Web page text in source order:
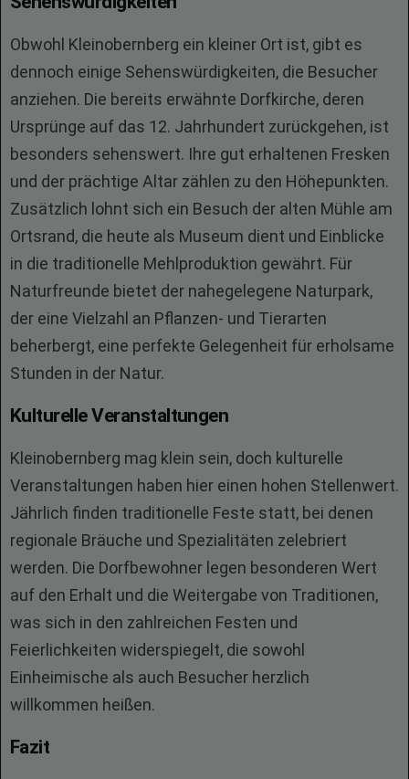
Obwohl Kleinobernberg ein kleiner Ort ist, gibt es
dennoch einige Sehenswürdigkeiten, die Besucher
anziehen. Die bereits erwähnte Dorfkirche, deren
Ursprünge auf das 12. Jahrhundert zurückgehen, ist
besonders sehenswert. Ihre gut erhaltenen Fresken
und der prächtige Altar zählen zu den Höhepunkten.
Zusätzlich lohnt sich ein Besuch der alten Mühle am
Ortsrand, die heute als Museum dient und Einblicke
in die traditionelle Mehlproduktion gewährt. Für
Naturfreunde bietet der nahegelegene Naturpark,
der eine Vielzahl an Pflanzen- und Tierarten
beherbergt, eine perfekte Gelegenheit für erholsame
Stunden in der Natur.
Kulturelle Veranstaltungen
Kleinobernberg mag klein sein, doch kulturelle
Veranstaltungen haben hier einen hohen Stellenwert.
Jährlich finden traditionelle Feste statt, bei denen
regionale Bräuche und Spezialitäten zelebriert
werden. Die Dorfbewohner legen besonderen Wert
auf den Erhalt und die Weitergabe von Traditionen,
was sich in den zahlreichen Festen und
Feierlichkeiten widerspiegelt, die sowohl
Einheimische als auch Besucher herzlich
willkommen heißen.
Fazit